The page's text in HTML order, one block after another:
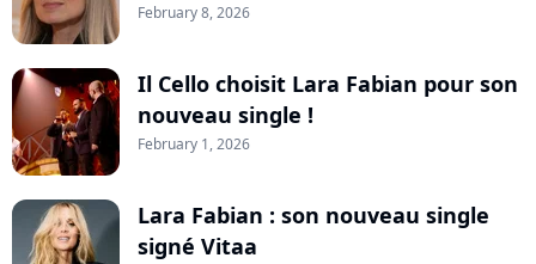
February 8, 2026
Il Cello choisit Lara Fabian pour son
nouveau single !
February 1, 2026
Lara Fabian : son nouveau single
signé Vitaa